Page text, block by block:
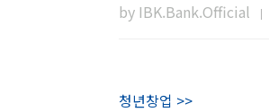
by IBK.Bank.Official
청년창업 >>